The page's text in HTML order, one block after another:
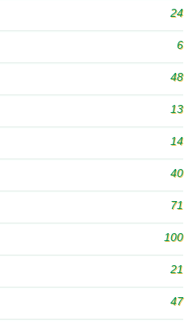
24
6
48
13
14
40
71
100
21
47